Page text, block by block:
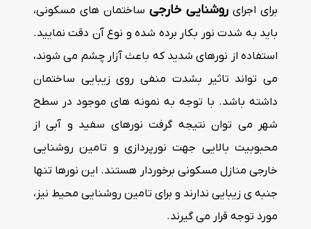
برای اجرای روشنایی خارجی ساختمان های مسکونی،
باید به شدت نور بکار برده شده و نوع آن دقت نمایید.
استفاده از نورهای شدید که باعث آزار چشم می شوند،
می تواند تاثیر بشدت منفی روی زیبایی ساختمان
داشته باشد. با توجه به نمونه های موجود در سطح
شهر می توان نتیجه گرفت نورهای سفید و آبی از
محبوبیت بالایی جهت نورپردازی و تامین روشنایی
خارجی منازل مسکونی برخوردار هستند. این نورها تنها
جنبه ی زیبایی ندارند و برای تامین روشنایی محیط نیز،
مورد توجه قرار می گیرند.